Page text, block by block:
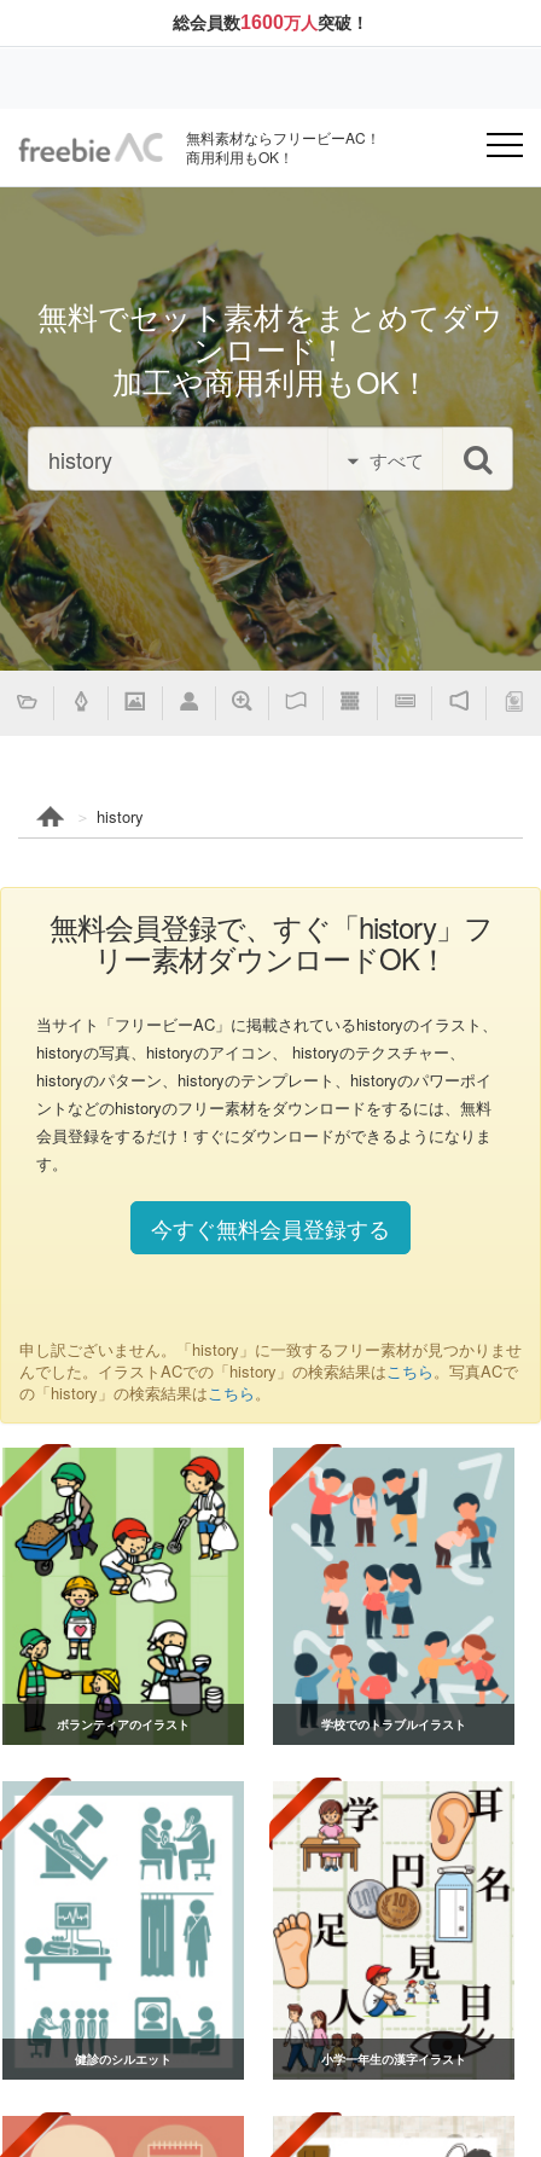
総会員数1600万人突破！
無料素材ならフリービーAC！
商用利用もOK！
無料でセット素材をまとめてダウ
ンロード！
加工や商用利用もOK！
すべて
history
無料会員登録で、すぐ「history」フ
リー素材ダウンロードOK！
当サイト「フリービーAC」に掲載されているhistoryのイラスト、
historyの写真、historyのアイコン、 historyのテクスチャー、
historyのパターン、historyのテンプレート、historyのパワーポイ
ントなどのhistoryのフリー素材をダウンロードをするには、無料
会員登録をするだけ！すぐにダウンロードができるようになりま
す。
今すぐ無料会員登録する
申し訳ございません。「history」に一致するフリー素材が見つかりませ
んでした。イラストACでの「history」の検索結果はこちら。写真ACで
の「history」の検索結果はこちら。
ボランティアのイラスト 学校でのトラブルイラスト
健診のシルエット 小学一年生の漢字イラスト